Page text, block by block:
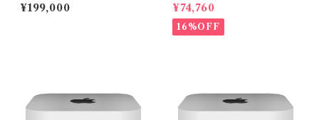
TB WD Black SN7100 (読取
り最大 7,250MB/秒) M.2-22
¥199,000
TB WD Black SN7100 (読取
り最大 7,250MB/秒) M.2-22
80 NVMe WDS200T4X0E-
EC
¥74,760
16%OFF